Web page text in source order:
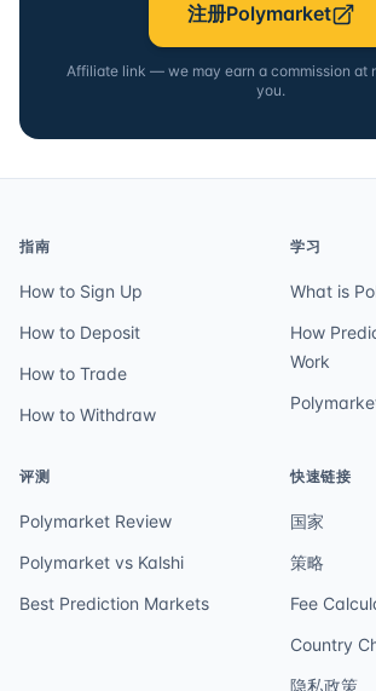
注册Polymarket
Affiliate link — we may earn a commission at
you.
指南
How to Sign Up
How to Deposit
How to Trade
How to Withdraw
学习
What is
How
Work
评测
Polymarket Review
Polymarket vs Kalshi
Best Prediction Markets
快速链接
国家
策略
Fee
Country
隐私政策